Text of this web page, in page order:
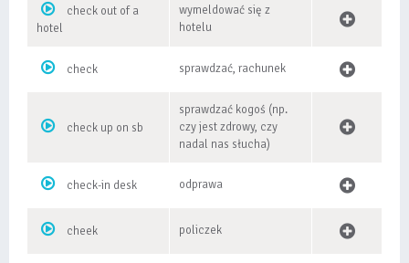
check out of a
hotel
wymeldować się z
hotelu
check sprawdzać, rachunek
check up on sb
sprawdzać kogoś (np.
czy jest zdrowy, czy
nadal nas słucha)
check-in desk odprawa
cheek policzek